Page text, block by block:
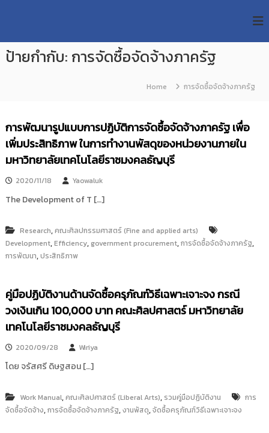
p
U
T
e
a
r
c
h
R
p
o
t
o
r
ค
ง
ข้
วิ
ท
ท
ค
โ
น
ล
ร
ม
ง
ค
ญ
บุ
รี
ป้ายกำกับ: การจัดซื้อจัดจ้างภาครัฐ
Home การจัดซื้อจัดจ้างภาครัฐ
การพัฒนารูปแบบการปฏิบัติการจัดซื้อจัดจ้างภาครัฐ เพื่อ
เพิ่มประสิทธิภาพ ในการทำงานพัสดุของหน่วยงานภายใน
มหาวิทยาลัยเทคโนโลยีราชมงคลธัญบุรี
2020/11/18 Yaowaluk
The Development of T […]
Research,คณะศิลปกรรมศาสตร์ (Fine and applied arts)
Development,Efficiency, government procurement,การจัดซื้อจัดจ้างภาครัฐ,
การพัฒนา,ประสิทธิภาพ
คู่มือปฏิบัติงานด้านจัดซื้อครุภัณฑ์วิธีเฉพาะเจาะจง กรณี
วงเงินเกิน 100,000 บาท คณะศิลปศาสตร์ มหาวิทยาลัย
เทคโนโลยีราชมงคลธัญบุรี
2020/09/28 Wiriya
โดย จรัสศรี ดิษฐสอน […]
Work Manual,คณะศิลปศาสตร์ (Liberal Arts), รวมคู่มือปฏิบัติงาน
การ
จัดซื้อจัดจ้าง,การจัดซื้อจัดจ้างภาครัฐ,งานพัสดุ,จัดซื้อครุภัณฑ์วิธีเฉพาะเจาะจง